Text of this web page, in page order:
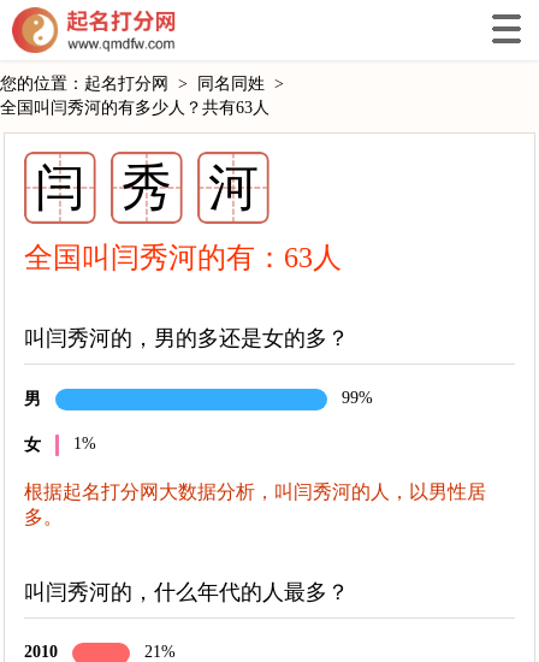
您的位置： 起名打分网 > 同名同姓 >
全国叫闫秀河的有多少人？共有63人
闫 秀 河
全国叫闫秀河的有： 63 人
叫闫秀河的，男的多还是女的多？
男 99%
女 1%
根据起名打分网大数据分析，叫闫秀河的人，以男性居
多。
叫闫秀河的，什么年代的人最多？
2010 21%